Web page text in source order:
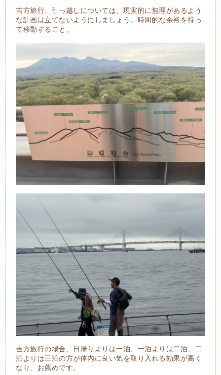
吉方旅行、引っ越しについては、現実的に無理があるよう
な計画は立てないようにしましょう。時間的な余裕を持っ
て移動すること。
吉方旅行の場合、日帰りよりは一泊、一泊よりは二泊、二
泊よりは三泊の方が体内に良い気を取り入れる効果が高く
なり、お薦めです。